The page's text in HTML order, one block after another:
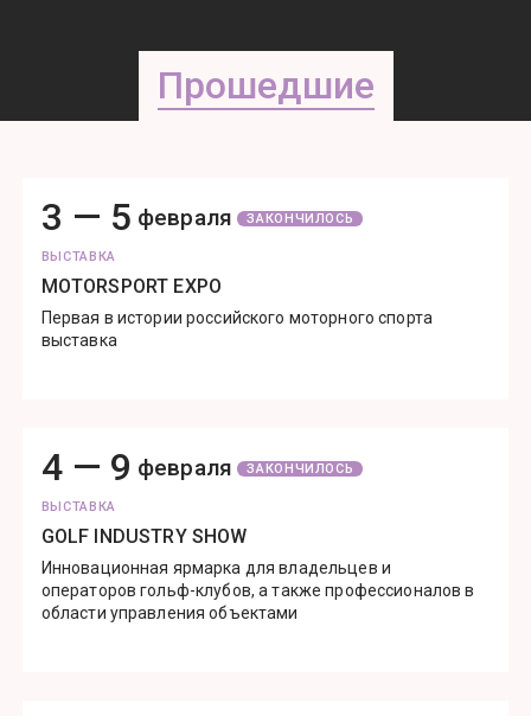
Прошедшие
3 — 5 февраля ЗАКОНЧИЛОСЬ
ВЫСТАВКА
MOTORSPORT EXPO
Первая в истории российского моторного спорта
выставка
4 — 9 февраля ЗАКОНЧИЛОСЬ
ВЫСТАВКА
GOLF INDUSTRY SHOW
Инновационная ярмарка для владельцев и
операторов гольф-клубов, а также профессионалов в
области управления объектами